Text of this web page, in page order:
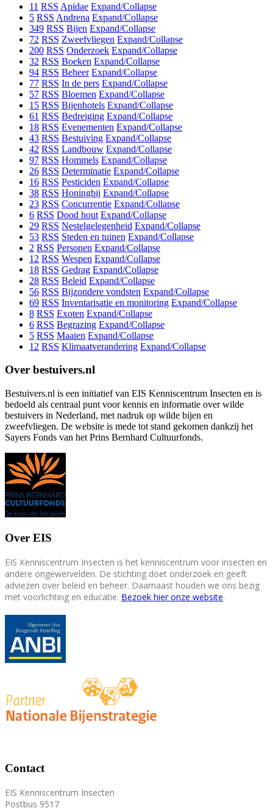
11 RSS Apidae Expand/Collapse
5 RSS Andrena Expand/Collapse
349 RSS Bijen Expand/Collapse
72 RSS Zweefvliegen Expand/Collapse
200 RSS Onderzoek Expand/Collapse
32 RSS Boeken Expand/Collapse
94 RSS Beheer Expand/Collapse
77 RSS In de pers Expand/Collapse
57 RSS Bloemen Expand/Collapse
15 RSS Bijenhotels Expand/Collapse
61 RSS Bedreiging Expand/Collapse
18 RSS Evenementen Expand/Collapse
43 RSS Bestuiving Expand/Collapse
42 RSS Landbouw Expand/Collapse
97 RSS Hommels Expand/Collapse
26 RSS Determinatie Expand/Collapse
16 RSS Pesticiden Expand/Collapse
38 RSS Honingbij Expand/Collapse
23 RSS Concurrentie Expand/Collapse
6 RSS Dood hout Expand/Collapse
29 RSS Nestelgelegenheid Expand/Collapse
53 RSS Steden en tuinen Expand/Collapse
2 RSS Personen Expand/Collapse
12 RSS Wespen Expand/Collapse
18 RSS Gedrag Expand/Collapse
28 RSS Beleid Expand/Collapse
56 RSS Bijzondere vondsten Expand/Collapse
69 RSS Inventarisatie en monitoring Expand/Collapse
8 RSS Exoten Expand/Collapse
6 RSS Begrazing Expand/Collapse
5 RSS Maaien Expand/Collapse
12 RSS Klimaatverandering Expand/Collapse
Over bestuivers.nl
Bestuivers.nl is een initiatief van EIS Kenniscentrum Insecten en is
bedoeld als centraal punt voor kennis en informatie over wilde
bestuivers in Nederland, met nadruk op wilde bijen en
zweefvliegen. De website is mede tot stand gekomen dankzij het
Sayers Fonds van het Prins Bernhard Cultuurfonds.
Over EIS
EIS Kenniscentrum Insecten is het kenniscentrum voor insecten en
andere ongewervelden. De stichting doet onderzoek en geeft
adviezen over beleid en beheer. Daarnaast houden we ons bezig
met voorlichting en educatie. Bezoek hier onze website.
Contact
EIS Kenniscentrum Insecten
Postbus 9517